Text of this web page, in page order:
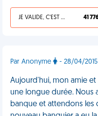
JE VALIDE, C'EST UNE VDM 41
Par Anonyme - 28/04/
Aujourd'hui, mon amie
une longue durée. Nous
banque et attendons les